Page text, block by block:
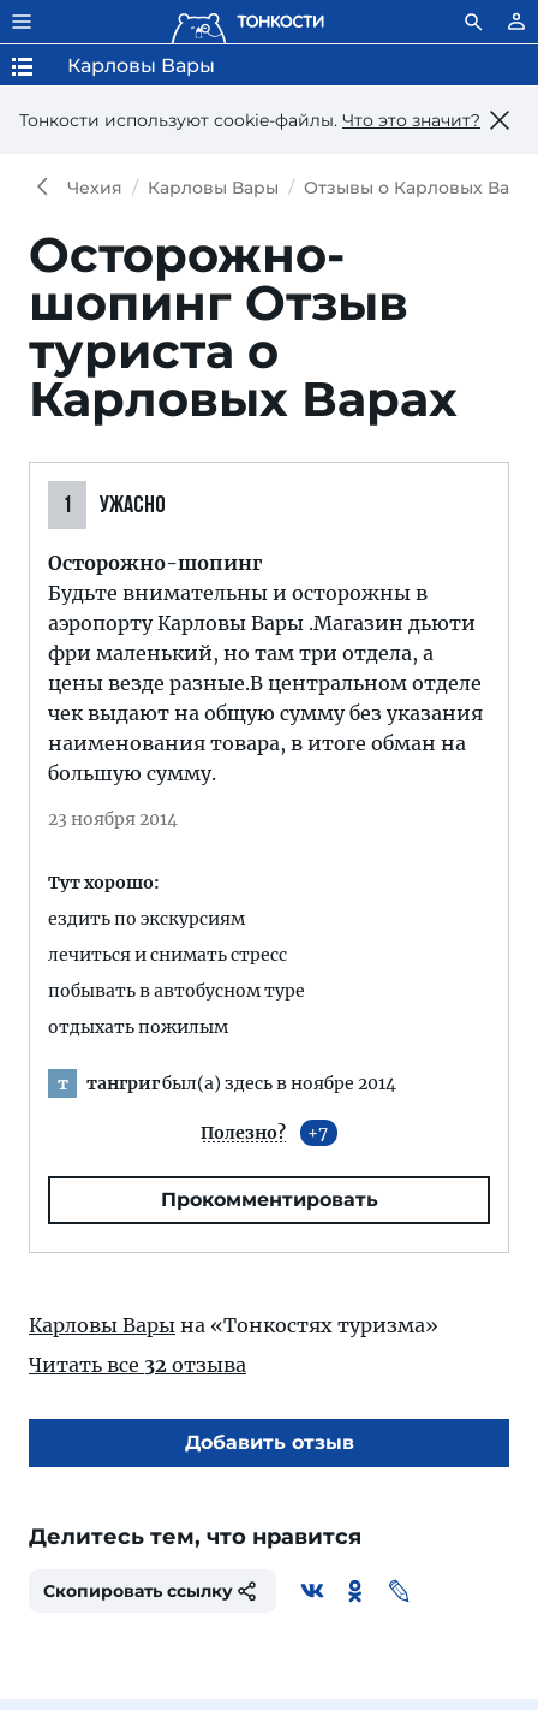
Тонкости используют сookie-файлы. Что это значит?
Карловы Вары
Чехия Карловы Вары Отзывы о Карловых
Осторожно-
шопинг Отзыв
туриста о
Карловых Варах
1 УЖАСНО
Осторожно-шопинг
Будьте внимательны и осторожны в
аэропорту Карловы Вары .Магазин дьюти
фри маленький, но там три отдела, а
цены везде разные.В центральном отделе
чек выдают на общую сумму без указания
наименования товара, в итоге обман на
большую сумму.
23 ноября 2014
Тут хорошо:
ездить по экскурсиям
лечиться и снимать стресс
побывать в автобусном туре
отдыхать пожилым
т тангригбыл(а) здесь в ноябре 2014
Полезно? 7
Прокомментировать
Карловы Вары на «Тонкостях туризма»
Читать все 32 отзыва
Добавить отзыв
Делитесь тем, что нравится
Скопировать ссылку